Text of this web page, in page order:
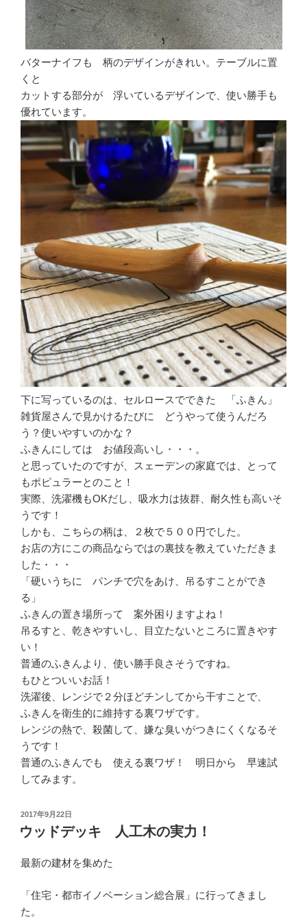
バターナイフも 柄のデザインがきれい。テーブルに置
くと
カットする部分が 浮いているデザインで、使い勝手も
優れています。
下に写っているのは、セルロースでできた 「ふきん」
雑貨屋さんで見かけるたびに どうやって使うんだろ
う？使いやすいのかな？
ふきんにしては お値段高いし・・・。
と思っていたのですが、スェーデンの家庭では、とって
もポピュラーとのこと！
実際、洗濯機もOKだし、吸水力は抜群、耐久性も高いそ
うです！
しかも、こちらの柄は、２枚で５００円でした。
お店の方にこの商品ならではの裏技を教えていただきま
した・・・
「硬いうちに パンチで穴をあけ、吊るすことができ
る」
ふきんの置き場所って 案外困りますよね！
吊るすと、乾きやすいし、目立たないところに置きやす
い！
普通のふきんより、使い勝手良さそうですね。
もひとついいお話！
洗濯後、レンジで２分ほどチンしてから干すことで、
ふきんを衛生的に維持する裏ワザです。
レンジの熱で、殺菌して、嫌な臭いがつきにくくなるそ
うです！
普通のふきんでも 使える裏ワザ！ 明日から 早速試
してみます。
投
稿
日:
2017年9月22日
ウッドデッキ 人工木の実力！
最新の建材を集めた
「住宅・都市イノベーション総合展」に行ってきまし
た。